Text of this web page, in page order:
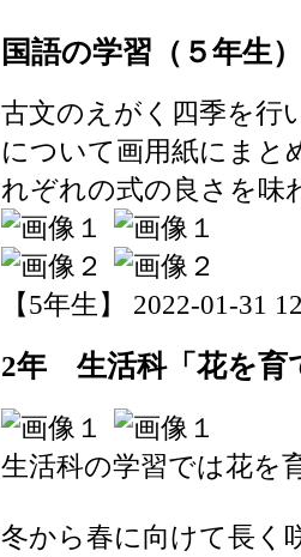
国語の学習（５年生）
古文のえがく四季を行
について画用紙にまと
れぞれの式の良さを味
【5年生】 2022-01-31
2年 生活科「花を育
生活科の学習では花を
冬から春に向けて長く